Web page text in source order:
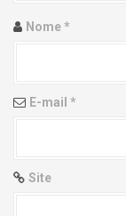
i
n
Nome*
E-mail *
Site